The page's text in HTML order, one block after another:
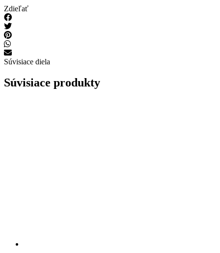
Zdieľať
Súvisiace diela
Súvisiace produkty